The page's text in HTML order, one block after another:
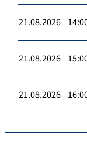
21.08.2026
21.08.2026
21.08.2026